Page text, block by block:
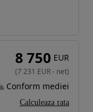
8 750 EUR
(7 231 EUR- net)
Conform mediei
Calculeaza rata